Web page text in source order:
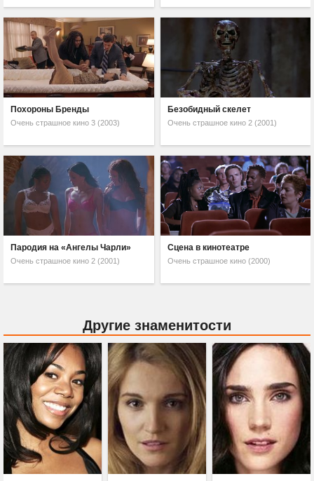
Похороны Бренды
Очень страшное кино 3 (2003)
Безобидный скелет
Очень страшное кино 2 (2001)
Пародия на «Ангелы Чарли»
Очень страшное кино 2 (2001)
Сцена в кинотеатре
Очень страшное кино (2000)
Другие знаменитости